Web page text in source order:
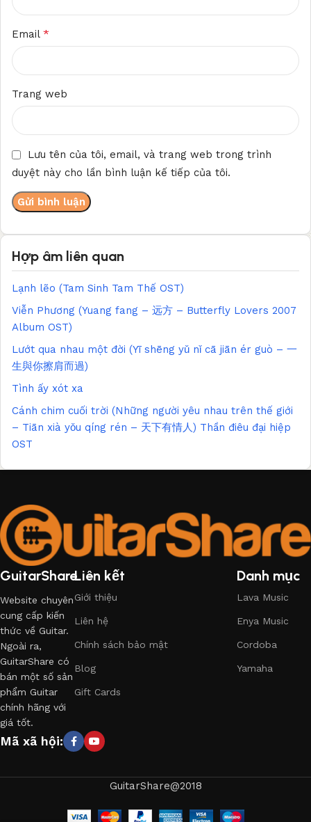
Email *
Trang web
Lưu tên của tôi, email, và trang web trong trình
duyệt này cho lần bình luận kế tiếp của tôi.
Hợp âm liên quan
Lạnh lẽo (Tam Sinh Tam Thế OST)
Viễn Phương (Yuang fang – 远方 – Butterfly Lovers 2007
Album OST)
Lướt qua nhau một đời (Yī shēng yǔ nǐ cā jiān ér guò – 一
生與你擦肩而過)
Tình ấy xót xa
Cánh chim cuối trời (Những người yêu nhau trên thế giới
– Tiān xià yǒu qíng rén – 天下有情人) Thần điêu đại hiệp
OST
GuitarShare
Website chuyên
cung cấp kiến
thức về Guitar.
Ngoài ra,
GuitarShare có
bán một số sản
phẩm Guitar
chính hãng với
giá tốt.
Liên kết
Giới thiệu
Liên hệ
Chính sách bảo mật
Blog
Gift Cards
Danh mục
Lava Music
Enya Music
Cordoba
Yamaha
Mã xã hội:
GuitarShare@2018